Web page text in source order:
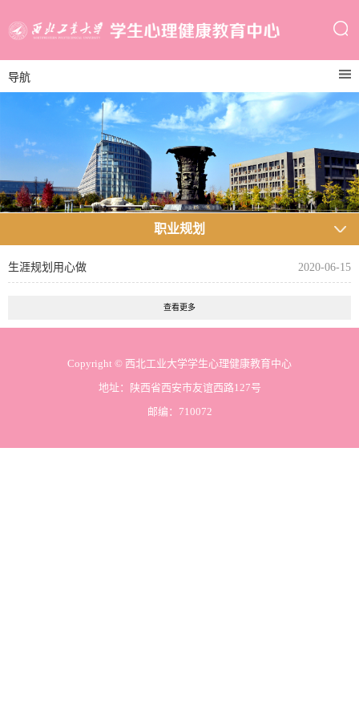
导航
职业规划
2020-06-15
生涯规划用心做
查看更多
Copyright © 西北工业大学学生心理健康教育中心
地址：陕西省西安市友谊西路127号
邮编：710072